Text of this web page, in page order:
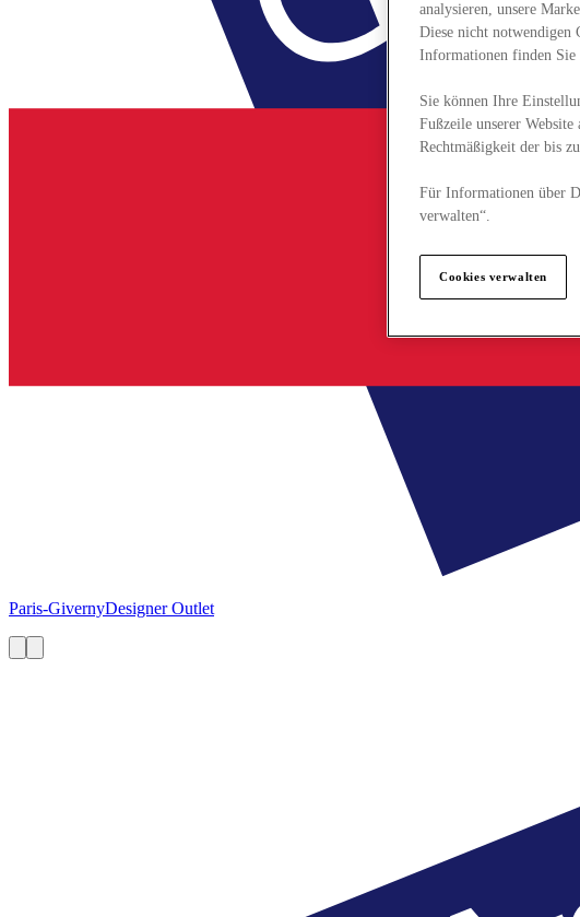
Paris-GivernyDesigner Outlet
analysieren, unsere
Diese nicht notwendigen
Informationen finden Sie
Sie können Ihre
Fußzeile unserer
Rechtmäßigkeit der bis
Für Informationen über
verwalten“.
Cookies verwalten